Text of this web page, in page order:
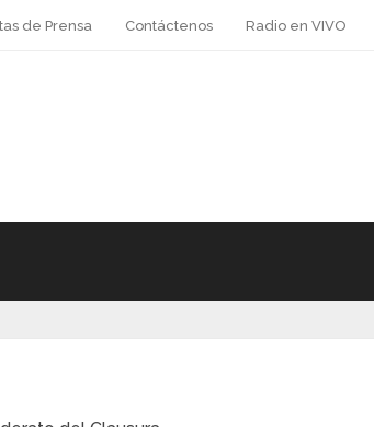
de Prensa Contáctenos Radio en VIVO